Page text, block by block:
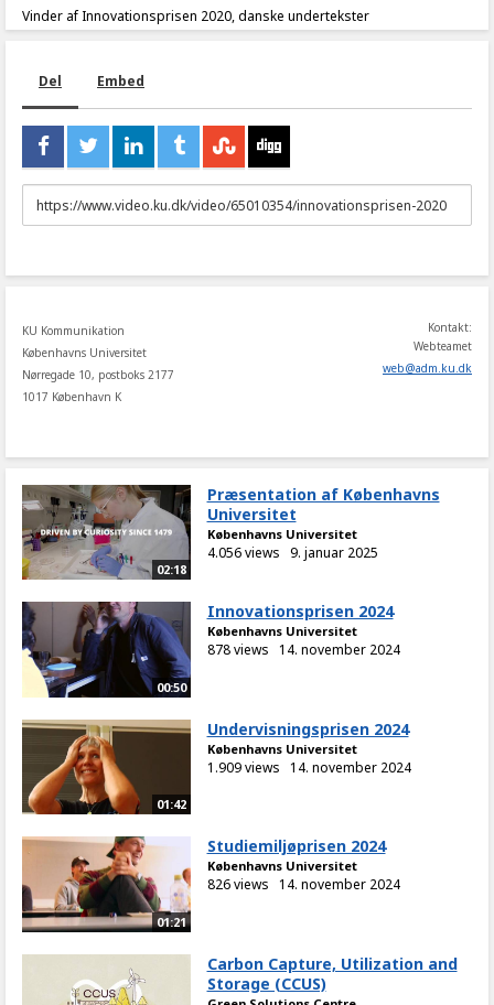
Vinder af Innovationsprisen 2020, danske undertekster
Del Embed
URL
to
KU Kommunikation
Københavns Universitet
Nørregade 10, postboks 2177
1017 København K
Kontakt:
Webteamet
web@adm.ku.dk
02:18
Præsentation af Københavns
Universitet
Københavns Universitet
4.056 views 9. januar 2025
00:50
Innovationsprisen 2024
Københavns Universitet
878 views 14. november 2024
01:42
Undervisningsprisen 2024
Københavns Universitet
1.909 views 14. november 2024
01:21
Studiemiljøprisen 2024
Københavns Universitet
826 views 14. november 2024
Carbon Capture, Utilization and
Storage (CCUS)